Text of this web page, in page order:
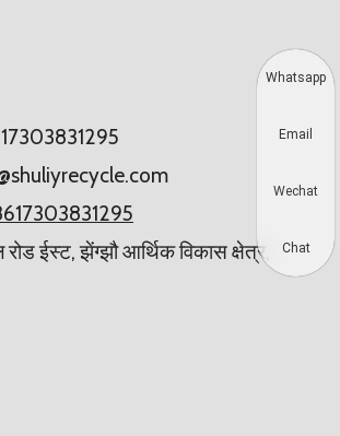
रोड ईस्ट, झेंग्झौ आर्थिक विकास क्षेत्र,
Whatsapp
Email
Wechat
Chat